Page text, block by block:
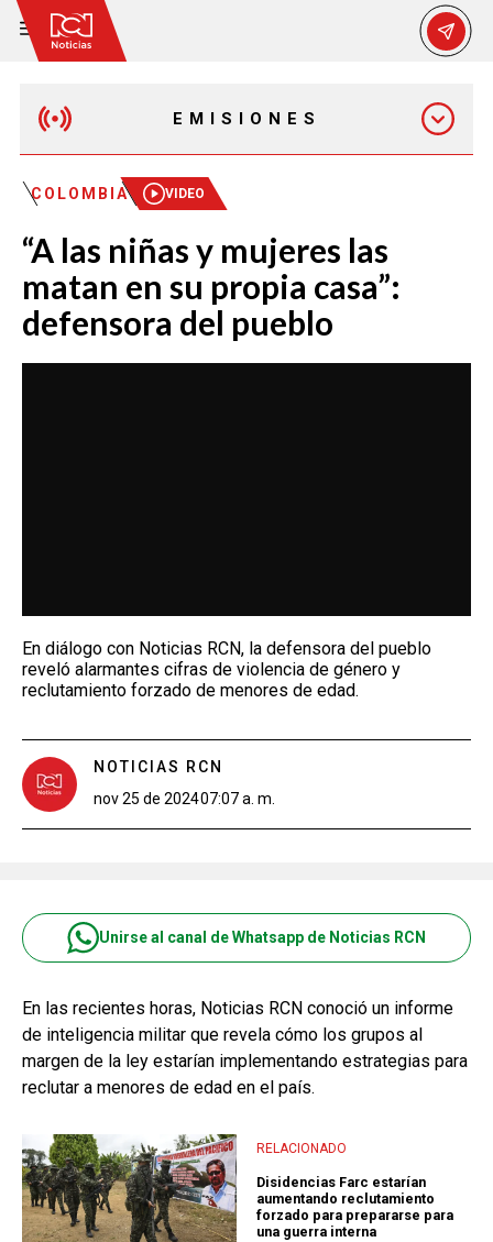
EMISIONES
MAÑANA EXPRESS
EMISIÓN 12:30 PM
EMISIÓN 7:00 PM
COLOMBIA VIDEO
“A las niñas y mujeres las
matan en su propia casa”:
defensora del pueblo
En diálogo con Noticias RCN, la defensora del pueblo
reveló alarmantes cifras de violencia de género y
reclutamiento forzado de menores de edad.
NOTICIAS RCN
nov 25 de 202407:07 a. m.
Unirse al canal de Whatsapp de Noticias RCN
En las recientes horas, Noticias RCN conoció un informe
de inteligencia militar que revela cómo los grupos al
margen de la ley estarían implementando estrategias para
reclutar a menores de edad en el país.
RELACIONADO
Disidencias Farc estarían
aumentando reclutamiento
forzado para prepararse para
una guerra interna